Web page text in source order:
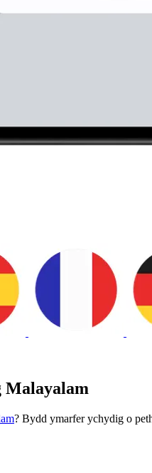
Malayalam
? Bydd ymarfer ychydig o